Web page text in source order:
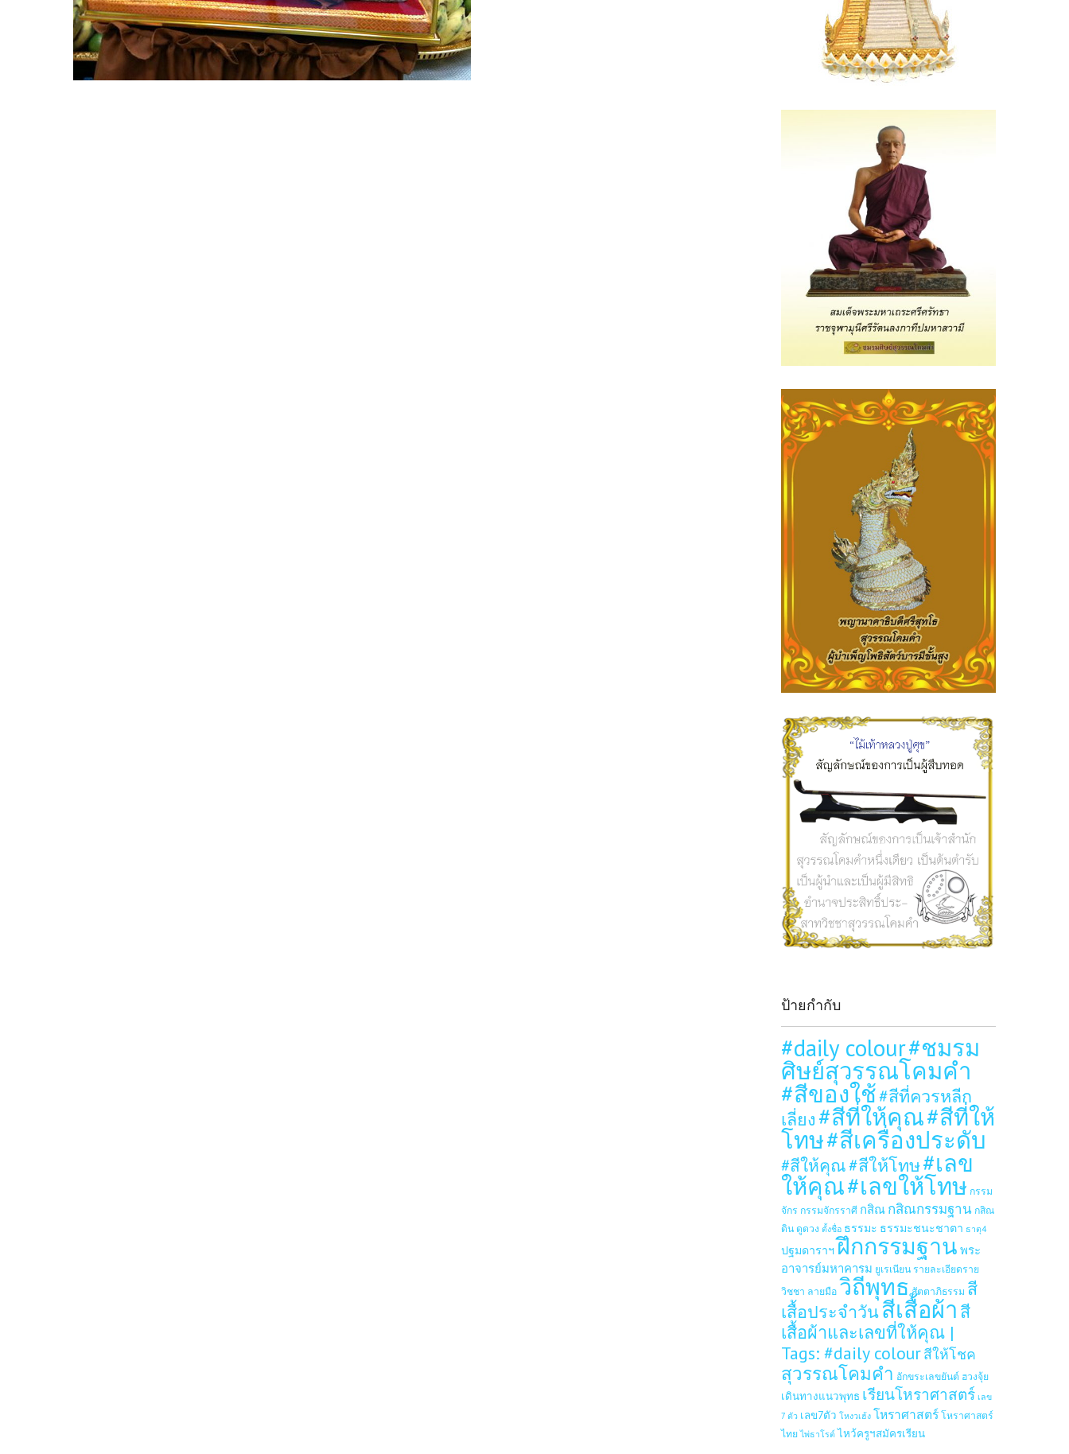
ป้ายกำกับ
#daily colour#ชมรม
ศิษย์สุวรรณโคมคำ
#สีของใช้#สีที่ควรหลีก
เลี่ยง #สีที่ให้คุณ#สีที่ให้
โทษ#สีเครื่องประดับ
#สีให้คุณ#สีให้โทษ#เลข
ให้คุณ#เลขให้โทษ กรรม
จักร กรรมจักรราศี กสิณ กสิณกรรมฐาน กสิณ
ดินดูดวง ตั้งชื่อ ธรรมะ ธรรมะชนะชาตา ธาตุ4
ปฐมดาราฯฝึกกรรมฐาน พระ
อาจารย์มหาคารม ยูเรเนียน รายละเอียดราย
วิชชา ลายมือวิถีพุทธ สัตตาภิธรรม สี
เสื้อประจำวันสีเสื้อผ้า สี
เสื้อผ้าและเลขที่ให้คุณ |
Tags: #daily colourสีให้โชค
สุวรรณโคมคำ อักขระเลขยันต์ ฮวงจุ้ย
เดินทางแนวพุทธ เรียนโหราศาสตร์ เลข
7 ตัว เลข7ตัว โหงวเฮ้ง โหราศาสตร์โหราศาสตร์
ไทย ไพ่ธาโรต์ ไหว้ครูฯสมัครเรียน